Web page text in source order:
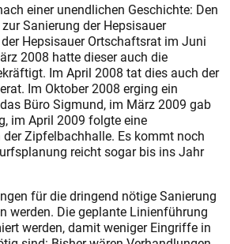
einer unendlichen Geschichte: Den
Sanierung der Hepsisauer
Hepsisauer Ortschaftsrat im Juni
2008 hatte dieser auch die
Im April 2008 tat dies auch der
Im Oktober 2008 erging ein
Büro Sigmund, im März 2009 gab
im April 2009 folgte eine
Zipfelbachhalle. Es kommt noch
reicht sogar bis ins Jahr
für die dringend nötige Sanierung
werden. Die geplante Linienführung
werden, damit weniger Eingriffe in